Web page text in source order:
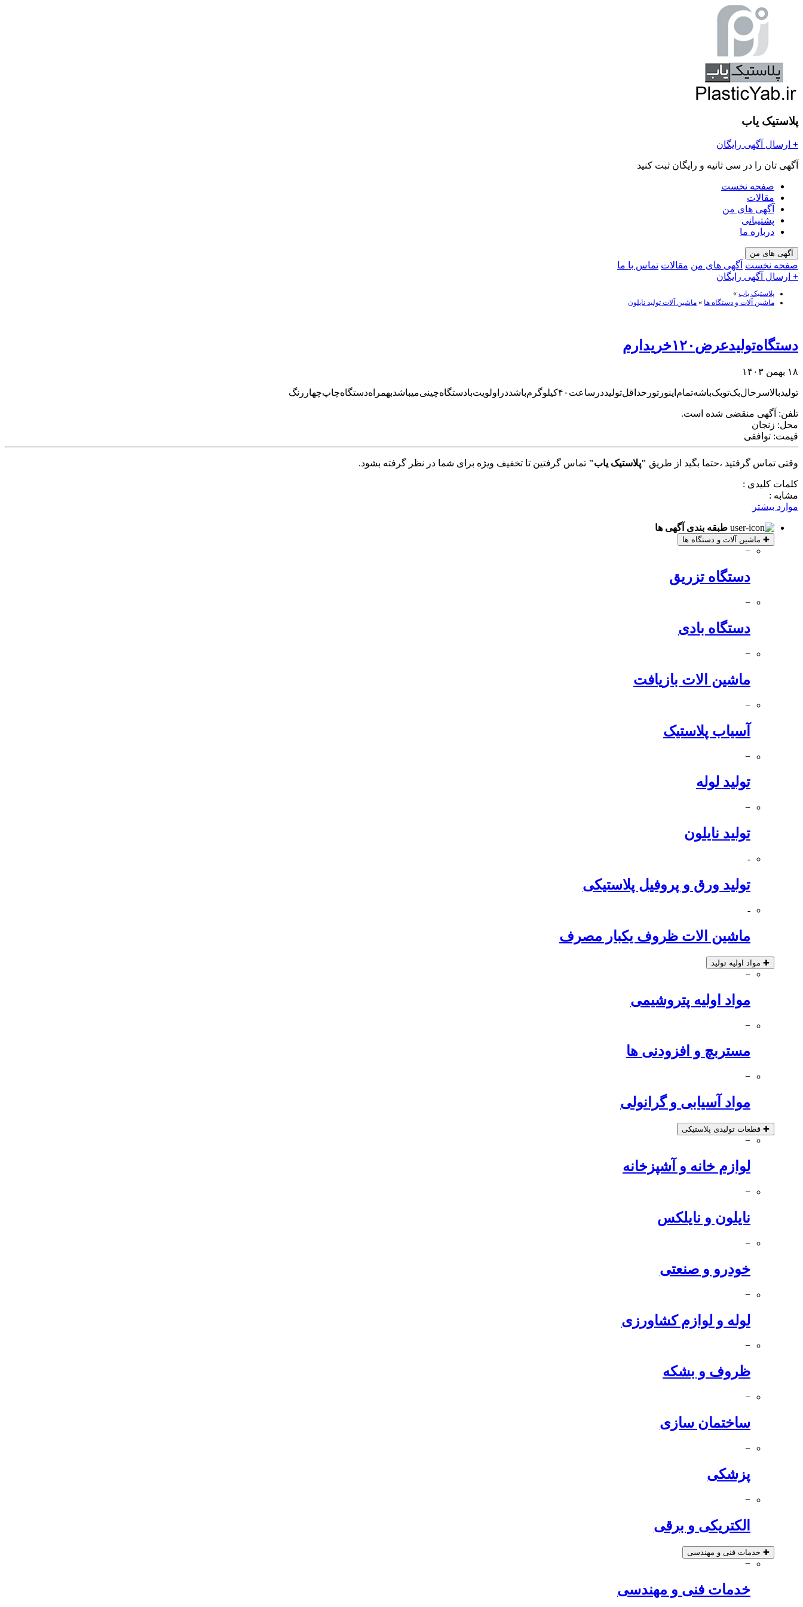
پلاستیک یاب
+ ارسال آگهی رایگان
آگهی تان را در سی ثانیه و رایگان ثبت کنید
صفحه نخست
مقالات
آگهی های من
پشتیبانی
درباره ما
آگهی های من
صفحه نخست آگهی های من مقالات تماس با ما
+ ارسال آگهی رایگان
پلاستیک یاب »
ماشین آلات و دستگاه ها » ماشین آلات تولید نایلون
دستگاه‌تولید‌عرض‌۱۲۰‌خریدارم
۱۸ بهمن ۱۴۰۳
تولید‌بالا‌سرحال‌بک‌تو‌بک‌باشه‌تمام‌اینورتور‌حداقل‌تولید‌درساعت‌۴۰کیلو‌گرم‌باشد‌در‌اولویت‌با‌دستگاه‌چینی‌میباشد‌بهمراه‌دستگاه‌چاپ‌‌چهار‌رنگ‌
تلفن: آگهی منقضی شده است.
محل: زنجان
قیمت: توافقی
وقتی تماس گرفتید ،حتما بگید از طریق "پلاستیک یاب" تماس گرفتین تا تخفیف ویژه برای شما در نظر گرفته بشود.
کلمات کلیدی :
مشابه :
موارد بیشتر
طبقه بندی آگهی ها
✚ ماشین آلات و دستگاه ها
−
دستگاه تزریق
−
دستگاه بادی
−
ماشین الات بازیافت
−
آسیاب پلاستیک
−
تولید لوله
−
تولید نایلون
-
تولید ورق و پروفیل پلاستیکی
-
ماشین الات ظروف یکبار مصرف
✚ مواد اولیه تولید
−
مواد اولیه پتروشیمی
−
مستربچ و افزودنی ها
−
مواد آسیابی و گرانولی
✚ قطعات تولیدی پلاستیکی
−
لوازم خانه و آشپزخانه
−
نایلون و نایلکس
−
خودرو و صنعتی
−
لوله و لوازم کشاورزی
−
ظروف و بشکه
−
ساختمان سازی
−
پزشکی
−
الکتریکی و برقی
✚ خدمات فنی و مهندسی
−
خدمات فنی و مهندسی